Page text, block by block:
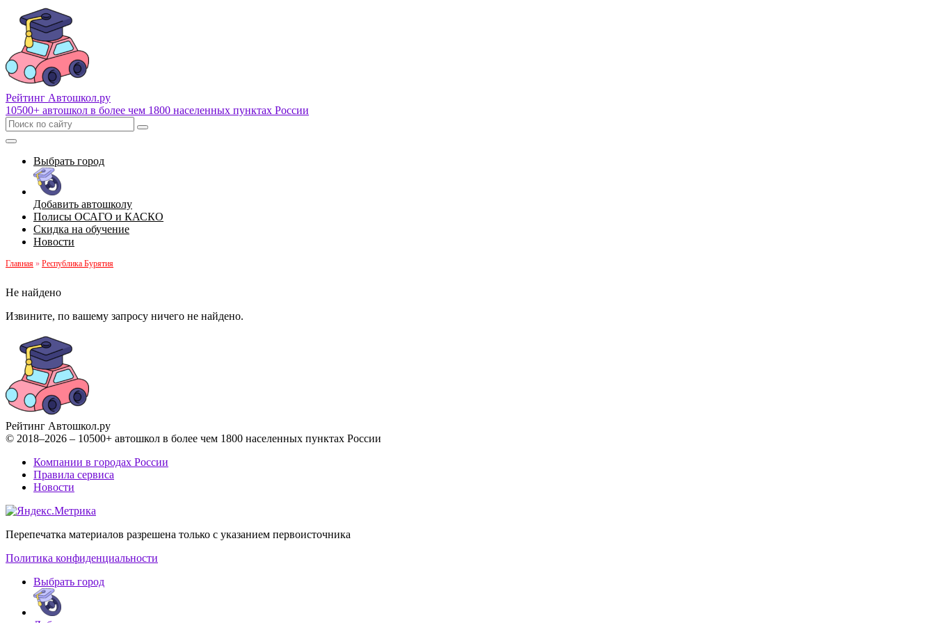
Рейтинг Автошкол.ру
10500+ автошкол в более чем 1800 населенных пунктах России
Выбрать город
Добавить автошколу
Полисы ОСАГО и КАСКО
Скидка на обучение
Новости
Главная » Республика Бурятия
Не найдено
Извините, по вашему запросу ничего не найдено.
Рейтинг Автошкол.ру
© 2018–2026 – 10500+ автошкол в более чем 1800 населенных пунктах России
Компании в городах России
Правила сервиса
Новости
Перепечатка материалов разрешена только с указанием первоисточника
Политика конфиденциальности
Выбрать город